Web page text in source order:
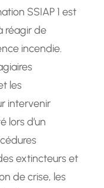
SSIAP 1 est
réagir de
incendie.
les
intervenir
lors d’un
extincteurs et
de crise, les